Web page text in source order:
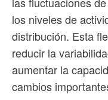
los niveles de
distribución. Esta
reducir la
aumentar la
cambios